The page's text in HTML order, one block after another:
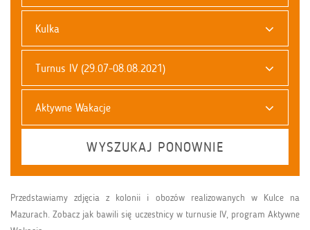
Kulka
Turnus IV (29.07-08.08.2021)
Aktywne Wakacje
WYSZUKAJ PONOWNIE
Przedstawiamy zdjęcia z kolonii i obozów realizowanych w Kulce na
Mazurach. Zobacz jak bawili się uczestnicy w turnusie IV, program Aktywne